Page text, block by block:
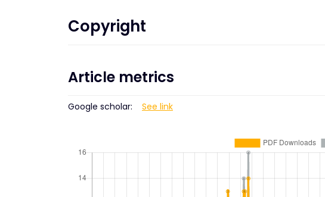
Copyright
Article metrics
Google scholar: See link